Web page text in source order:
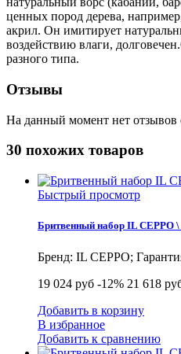
ценных пород дерева,
акрил. Он имитирует
воздействию влаги,
разного типа.
Отзывы
На данный момент нет отзывов
30 похожих товаров
Быстрый просмотр
Бритвенный набор IL CEPPO
Бренд: IL CEPPO;
19 024 руб -12% 21 618
Добавить в корзину
В избранное
Добавить к сравнению